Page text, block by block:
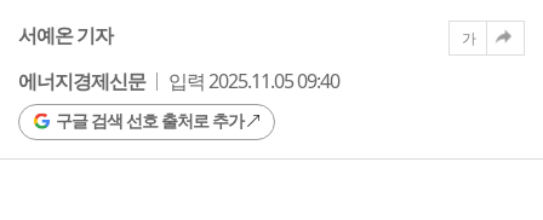
서예온 기자
에너지경제신문
입력 2025.11.05 09:40
구글 검색 선호 출처로 추가
가